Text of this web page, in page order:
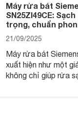
Máy rửa bát
SN25ZI49CE:
trọng, chuẩn
21/09/2025
Máy rửa bát
xuất hiện như một
không chỉ giúp rửa